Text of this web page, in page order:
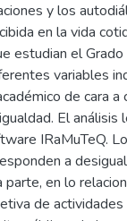
y los
en la vida
estudian el
variables
de cara
El
IRaMuTeQ.
a
parte, en lo
de